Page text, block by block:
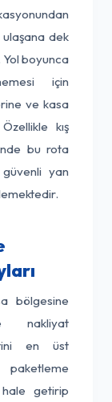
ulaşana dek
boyunca
için
ve kasa
kış
bu rota
yan
bölgesine
nakliyat
en üst
hale getirip